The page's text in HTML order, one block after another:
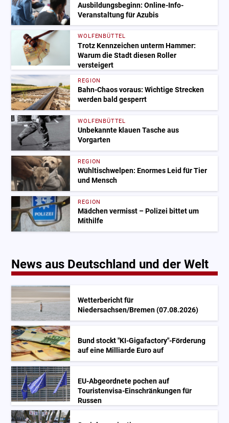
Ausbildungsbeginn: Online-Info-
Veranstaltung für Azubis
WOLFENBÜTTEL
Trotz Kennzeichen unterm Hammer:
Warum die Stadt diesen Roller
versteigert
REGION
Bahn-Chaos voraus: Wichtige Strecken
werden bald gesperrt
WOLFENBÜTTEL
Unbekannte klauen Tasche aus
Vorgarten
REGION
Wühltischwelpen: Enormes Leid für Tier
und Mensch
REGION
Mädchen vermisst – Polizei bittet um
Mithilfe
News aus Deutschland und der Welt
Wetterbericht für
Niedersachsen/Bremen (07.08.2026)
Bund stockt "KI-Gigafactory"-Förderung
auf eine Milliarde Euro auf
EU-Abgeordnete pochen auf
Touristenvisa-Einschränkungen für
Russen